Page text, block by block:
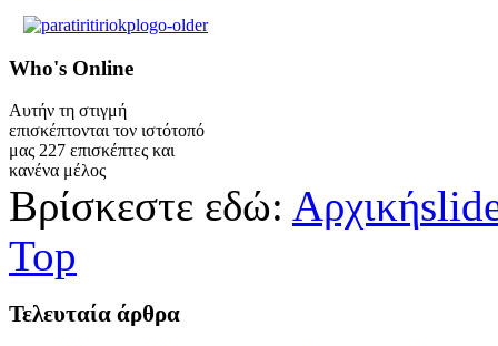
Who's Online
Αυτήν τη στιγμή
επισκέπτονται τον ιστότοπό
μας 227 επισκέπτες και
κανένα μέλος
Βρίσκεστε εδώ: Αρχική
Top
Τελευταία άρθρα